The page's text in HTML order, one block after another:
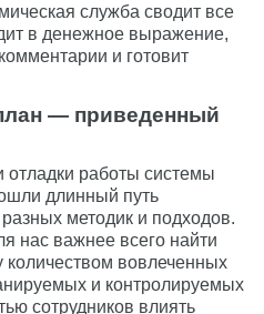
служба сводит все
в денежное выражение,
и готовит
— приведенный
работы системы
длинный путь
методик и подходов.
нас важнее всего найти
вовлеченных
и контролируемых
сотрудников влиять